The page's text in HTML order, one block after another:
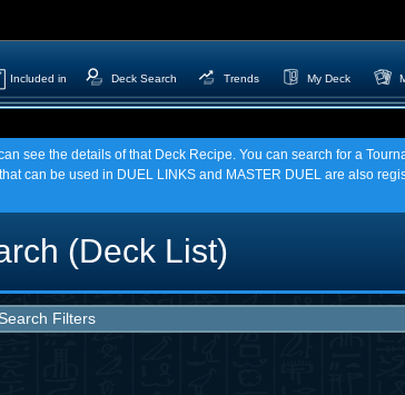
Included in Deck Search Trends My Deck
see the details of that Deck Recipe. You can search for a
can be used in DUEL LINKS and MASTER DUEL are also
(Deck List)
Search Filters